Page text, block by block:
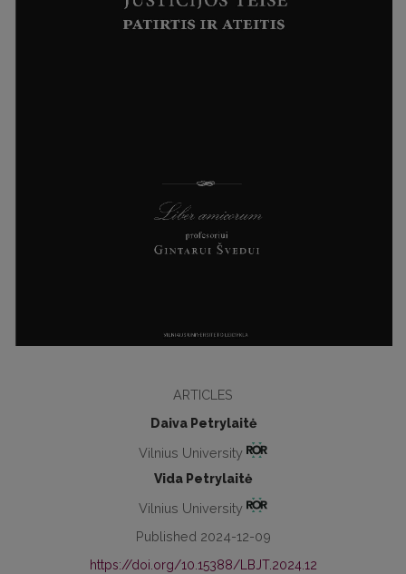
ARTICLES
Daiva Petrylaitė
Vilnius University
Vida Petrylaitė
Vilnius University
Published 2024-12-09
https://doi.org/10.15388/LBJT.2024.12